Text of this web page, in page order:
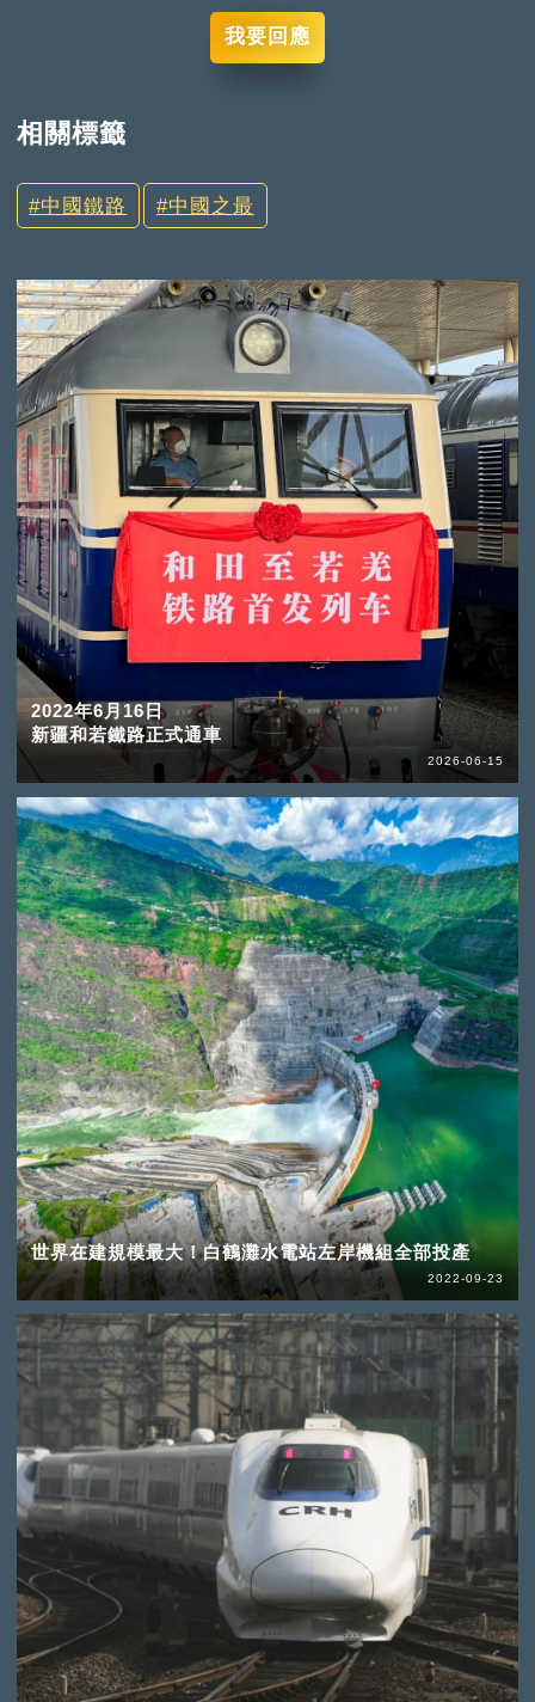
我要回應
相關標籤
中國鐵路 中國之最
2022年6月16日
新疆和若鐵路正式通車
2026-06-15
世界在建規模最大！白鶴灘水電站左岸機組全部投產
2022-09-23